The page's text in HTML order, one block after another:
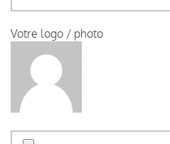
Votre logo / photo